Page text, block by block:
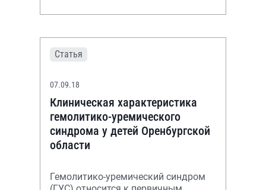
диабетом 1 типа и ожирением, в
Статья
07.09.18
Клиническая характеристика
гемолитико-уремического
синдрома у детей Оренбургской
области
Гемолитико-уремический синдром